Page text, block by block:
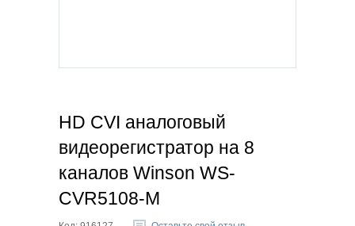
HD CVI аналоговый
видеорегистратор на 8
каналов Winson WS-
CVR5108-M